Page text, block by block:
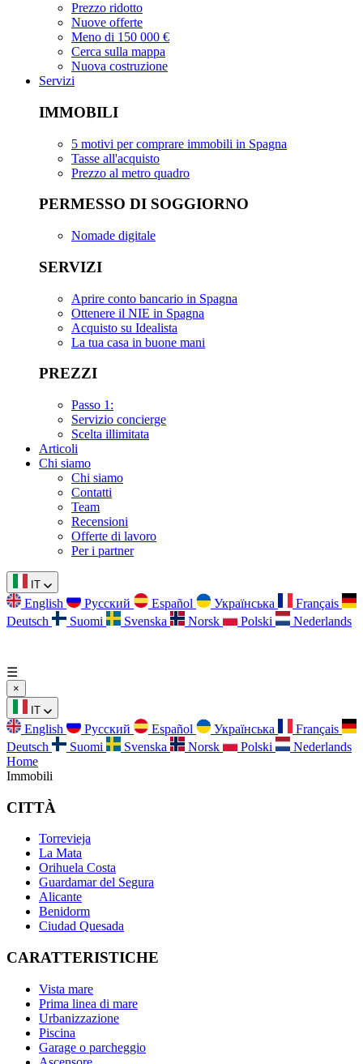
Prezzo ridotto
Nuove offerte
Meno di 150 000 €
Cerca sulla mappa
Nuova costruzione
Servizi
IMMOBILI
5 motivi per comprare immobili in Spagna
Tasse all'acquisto
Prezzo al metro quadro
PERMESSO DI SOGGIORNO
Nomade digitale
SERVIZI
Aprire conto bancario in Spagna
Ottenere il NIE in Spagna
Acquisto su Idealista
La tua casa in buone mani
PREZZI
Passo 1:
Servizio concierge
Scelta illimitata
Articoli
Chi siamo
Chi siamo
Contatti
Team
Recensioni
Offerte di lavoro
Per i partner
IT
English Русский Español Українська
Français
Deutsch
Suomi Svenska Norsk Polski Nederlands
☰
×
IT
English Русский Español Українська
Français
Deutsch
Suomi Svenska Norsk Polski
Nederlands
Home
Immobili
CITTÀ
Torrevieja
La Mata
Orihuela Costa
Guardamar del Segura
Alicante
Benidorm
Ciudad Quesada
CARATTERISTICHE
Vista mare
Prima linea di mare
Urbanizzazione
Piscina
Garage o parcheggio